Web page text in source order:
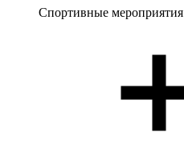
Спортивные мероприятия